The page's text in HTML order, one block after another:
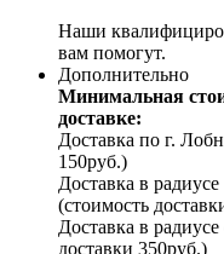
Наши
вам помогут.
Дополнительно
Минимальная
доставке:
Доставка по г.
150руб.)
Доставка в
(стоимость
Доставка в
доставки 350руб.)